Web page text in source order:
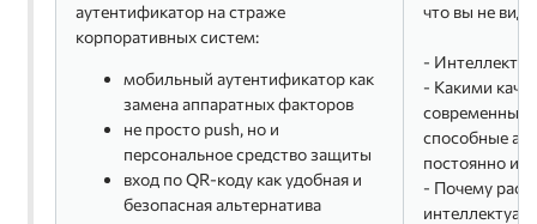
аутентификатор на страже
корпоративных систем:
мобильный аутентификатор как
замена аппаратных факторов
не просто push, но и
персональное средство защиты
вход по QR-коду как удобная и
безопасная альтернатива
что вы не
-
- Какими
современные
способные
постоянно
- Почему